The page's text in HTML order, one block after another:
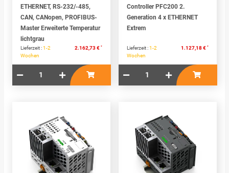
ETHERNET, RS-232/-485,
CAN, CANopen, PROFIBUS-
Master Erweiterte Temperatur
lichtgrau
Lieferzeit :1-2
Wochen
2.162,73 € *
Controller PFC200 2.
Generation 4 x ETHERNET
Extrem
Lieferzeit :1-2
Wochen
1.127,18 € *